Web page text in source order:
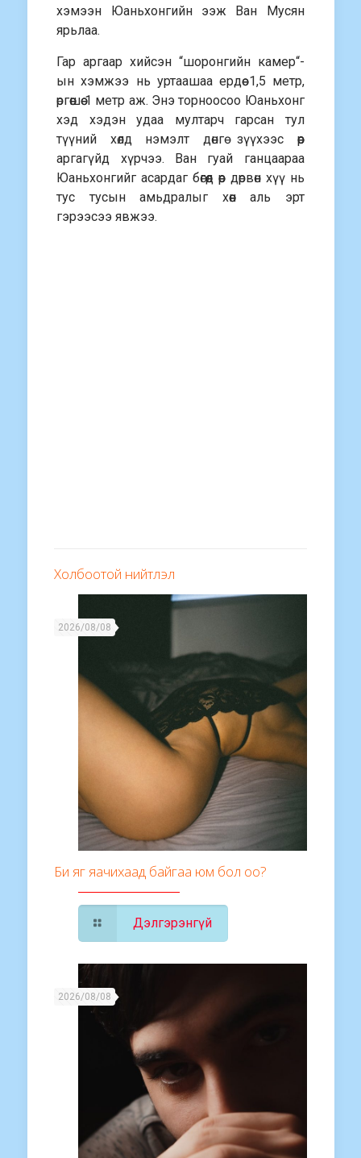
хэмээн Юаньхонгийн ээж Ван Мусян
ярьлаа.
Гар аргаар хийсэн “шоронгийн камер“-
ын хэмжээ нь уртаашаа ердөө 1,5 метр,
өргөөшөө 1 метр аж. Энэ торноосоо Юаньхонг
хэд хэдэн удаа мултарч гарсан тул
түүний хөлд нэмэлт дөнгө зүүхээс өөр
аргагүйд хүрчээ. Ван гуай ганцаараа
Юаньхонгийг асардаг бөгөөд өөр дөрвөн хүү нь
тус тусын амьдралыг хөөн аль эрт
гэрээсээ явжээ.
Холбоотой нийтлэл
2026/08/08
Би яг яачихаад байгаа юм бол оо?
Дэлгэрэнгүй
2026/08/08